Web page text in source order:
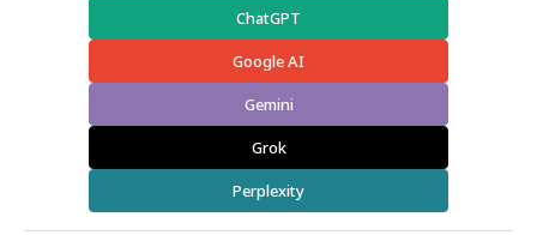
ChatGPT
Google AI
Gemini
Grok
Perplexity